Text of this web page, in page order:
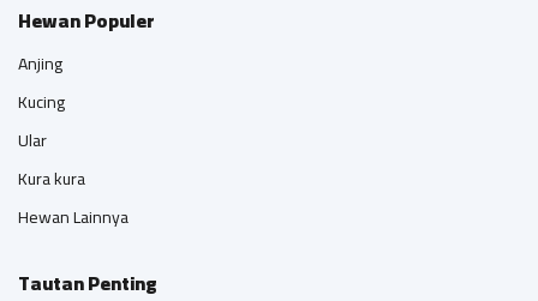
Hewan Populer
Anjing
Kucing
Ular
Kura kura
Hewan Lainnya
Tautan Penting